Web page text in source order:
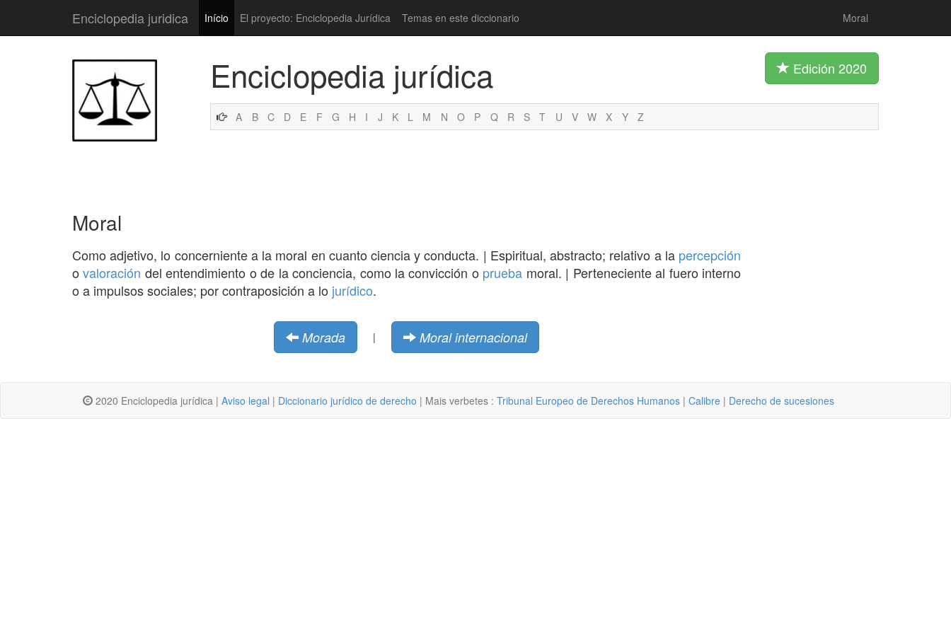
Enciclopedia juridica Início El proyecto: Enciclopedia Jurídica Temas en este diccionario Moral
Enciclopedia jurídica Edición 2020
A B C D E F G H I J K L M N O P Q R S T U V W X Y Z
Moral
Como adjetivo, lo concerniente a la moral en cuanto ciencia y conducta. | Espiritual, abstracto; relativo a la percepción
ovaloración del entendimiento o de la conciencia, como la convicción o prueba moral. | Perteneciente al fuero interno
o a impulsos sociales; por contraposición a lo jurídico.
Morada | Moral internacional
2020 Enciclopedia jurídica | Aviso legal | Diccionario jurídico de derecho | Mais verbetes : Tribunal Europeo de Derechos Humanos | Calibre | Derecho de sucesiones